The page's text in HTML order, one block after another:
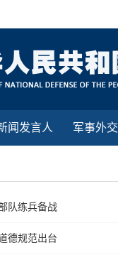
闻发言人 军事外交
队练兵备战
德规范出台